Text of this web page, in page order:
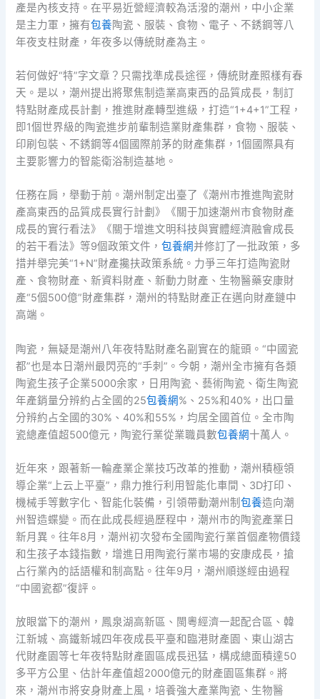
產是內核支持。在平易近營經濟較為活潑的潮州，中小企業
是主力軍，擁有包養陶瓷、服裝、食物、電子、不銹鋼等八
年夜支柱財產，年夜多以傳統財產為主。
若何做好“特”字文章？只需找準成長途徑，傳統財產照樣有春
天。是以，潮州提出將聚焦制造業高東西的品質成長，制訂
特點財產成長計劃，推進財產轉型進級，打造“1+4+1”工程，
即1個世界級的陶瓷進步前輩制造業財產集群，食物、服裝、
印刷包裝、不銹鋼等4個國際前茅的財產集群，1個國際具有
主要影響力的智能衛浴制造基地。
任務在肩，舉動于前。潮州制定出臺了《潮州市推進陶瓷財
產高東西的品質成長實行計劃》《關于加速潮州市食物財產
成長的實行看法》《關于增進文明科技與實體經濟融會成長
的若干看法》等9個政策文件，包養網并修訂了一批政策，多
措并舉完美“1+N”財產攙扶政策系統。力爭三年打造陶瓷財
產、食物財產、新資料財產、新動力財產、生物醫藥安康財
產“5個500億”財產集群，潮州的特點財產正在邁向財產鏈中
高端。
陶瓷，無疑是潮州八年夜特點財產名副實在的龍頭。“中國瓷
都”也是本日潮州最閃亮的“手刺”。今朝，潮州全市擁有各類
陶瓷生孩子企業5000余家，日用陶瓷、藝術陶瓷、衛生陶瓷
年產銷量分辨約占全國的25包養網%、25%和40%，出口量
分辨約占全國的30%、40%和55%，均居全國首位。全市陶
瓷總產值超500億元，陶瓷行業從業職員數包養網十萬人。
近年來，跟著新一輪產業企業技巧改革的推動，潮州積極領
導企業“上云上平臺”，鼎力推行利用智能化車間、3D打印、
機械手等數字化、智能化裝備，引領帶動潮州制包養造向潮
州智造蝶變。而在此成長經過歷程中，潮州市的陶瓷產業日
新月異。往年8月，潮州初次發布全國陶瓷行業首個產物價錢
和生孩子本錢指數，增進日用陶瓷行業市場的安康成長，搶
占行業內的話語權和制高點。往年9月，潮州順遂經由過程
“中國瓷都”復評。
放眼當下的潮州，鳳泉湖高新區、閩粵經濟一起配合區、韓
江新城、高鐵新城四年夜成長平臺和臨港財產園、東山湖古
代財產園等七年夜特點財產園區成長迅猛，構成總面積達50
多平方公里、估計年產值超2000億元的財產園區集群。將
來，潮州市將安身財產上風，培養強大產業陶瓷、生物醫